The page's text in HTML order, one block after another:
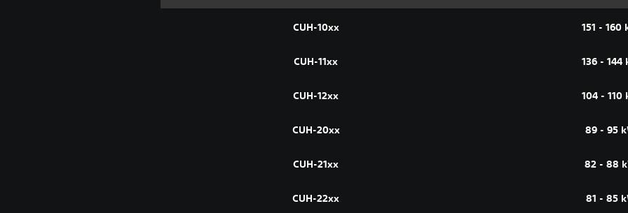
CUH-10xx
CUH-11xx
CUH-12xx
CUH-20xx
CUH-21xx
CUH-22xx
151 - 160
136 - 144
104 - 110
89 - 95
82 - 88
81 - 85